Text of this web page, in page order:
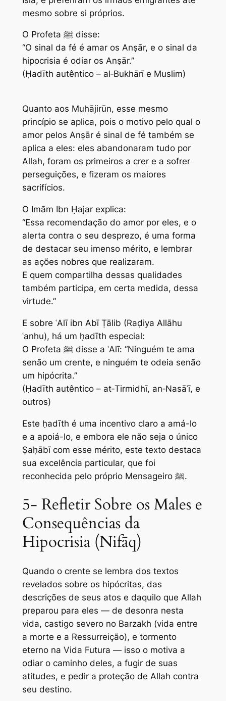
mesmo sobre si próprios.
O Profeta ﷺ disse:
“O sinal da fé é amar os Anṣār, e o sinal da
hipocrisia é odiar os Anṣār.”
(Ḥadīth autêntico – al‑Bukhārī e Muslim)
Quanto aos Muhājirūn, esse mesmo
princípio se aplica, pois o motivo pelo qual o
amor pelos Anṣār é sinal de fé também se
aplica a eles: eles abandonaram tudo por
Allah, foram os primeiros a crer e a sofrer
perseguições, e fizeram os maiores
sacrifícios.
O Imām Ibn Ḥajar explica:
“Essa recomendação do amor por eles, e o
alerta contra o seu desprezo, é uma forma
de destacar seu imenso mérito, e lembrar
as ações nobres que realizaram.
E quem compartilha dessas qualidades
também participa, em certa medida, dessa
virtude.”
E sobre ʿAlī ibn Abī Ṭālib (Raḍiya Allāhu
ʿanhu), há um ḥadīth especial:
O Profeta ﷺ disse a ʿAlī: “Ninguém te ama
senão um crente, e ninguém te odeia senão
um hipócrita.”
(Ḥadīth autêntico – at‑Tirmidhī, an‑Nasāʾī, e
outros)
Este ḥadīth é uma incentivo claro a amá-lo
e a apoiá-lo, e embora ele não seja o único
Ṣaḥābī com esse mérito, este texto destaca
sua excelência particular, que foi
reconhecida pelo próprio Mensageiro ﷺ.
5- Refletir Sobre os Males e
Consequências da
Hipocrisia (Nifāq)
Quando o crente se lembra dos textos
revelados sobre os hipócritas, das
descrições de seus atos e daquilo que Allah
preparou para eles — de desonra nesta
vida, castigo severo no Barzakh (vida entre
a morte e a Ressurreição), e tormento
eterno na Vida Futura — isso o motiva a
odiar o caminho deles, a fugir de suas
atitudes, e pedir a proteção de Allah contra
seu destino.